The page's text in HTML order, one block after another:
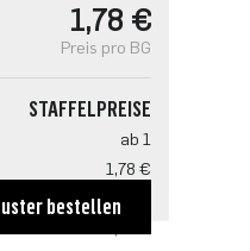
1,78 €
Preis pro BG
STAFFELPREISE
ab 1
1,78 €
ab 100
bestellen